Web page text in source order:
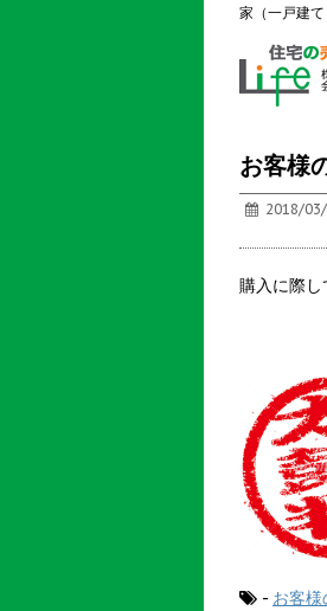
家（一戸建
お客様
2018/
購入に際し
- お客様